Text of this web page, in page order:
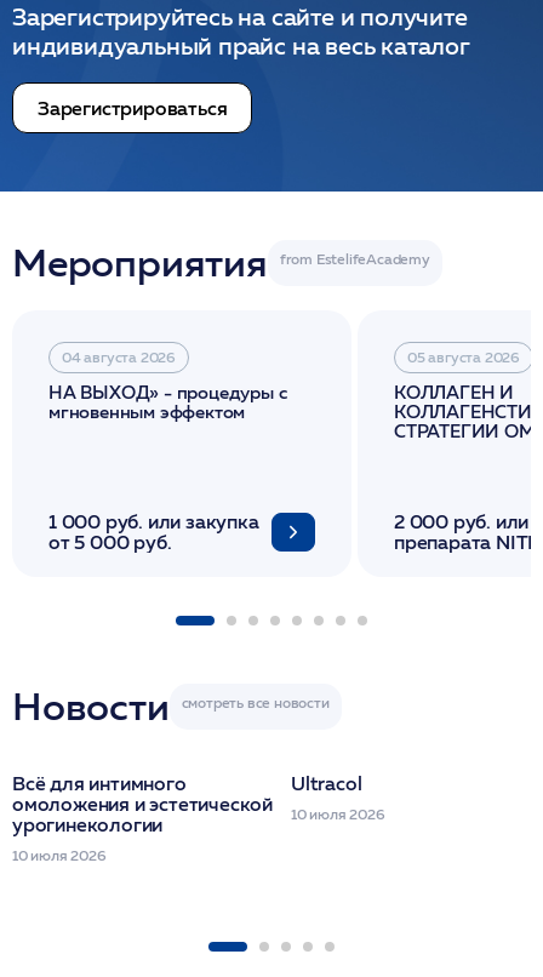
Зарегистрируйтесь на сайте и получите
индивидуальный прайс на весь каталог
Зарегистрироваться
Мероприятия
04 августа 2026
НА ВЫХОД» - процедуры с
мгновенным эффектом
1 000 руб. или закупка
от 5 000 руб.
05 августа 2026
КОЛЛАГЕН И
СТРАТЕГИИ
2 000 руб. или
препарата
Новости
Всё для интимного
омоложения и эстетической
урогинекологии
10 июля 2026
Ultracol
10 июля 2026